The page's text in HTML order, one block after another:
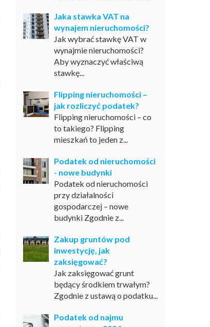
Jaka stawka VAT na
wynajem nieruchomości?
Jak wybrać stawkę VAT w
wynajmie nieruchomości?
Aby wyznaczyć właściwą
stawkę...
Flipping nieruchomości –
jak rozliczyć podatek?
Flipping nieruchomości – co
to takiego? Flipping
mieszkań to jeden z...
Podatek od nieruchomości
- nowe budynki
Podatek od nieruchomości
przy działalności
gospodarczej – nowe
budynki Zgodnie z...
Zakup gruntów pod
inwestycję, jak
zaksięgować?
Jak zaksięgować grunt
będący środkiem trwałym?
Zgodnie z ustawą o podatku...
Podatek od najmu